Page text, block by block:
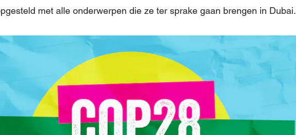
met alle onderwerpen die ze ter sprake gaan brengen in Dubai.